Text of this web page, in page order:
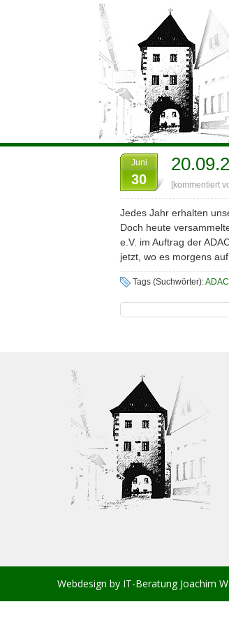
Juni
30 [kommentiert
Jedes Jahr erhalten
Doch heute
e.V. im Auftrag der
jetzt, wo es morgens
Tags (Suchwörter):ADAC
Webdesign by IT-Beratung Joachim